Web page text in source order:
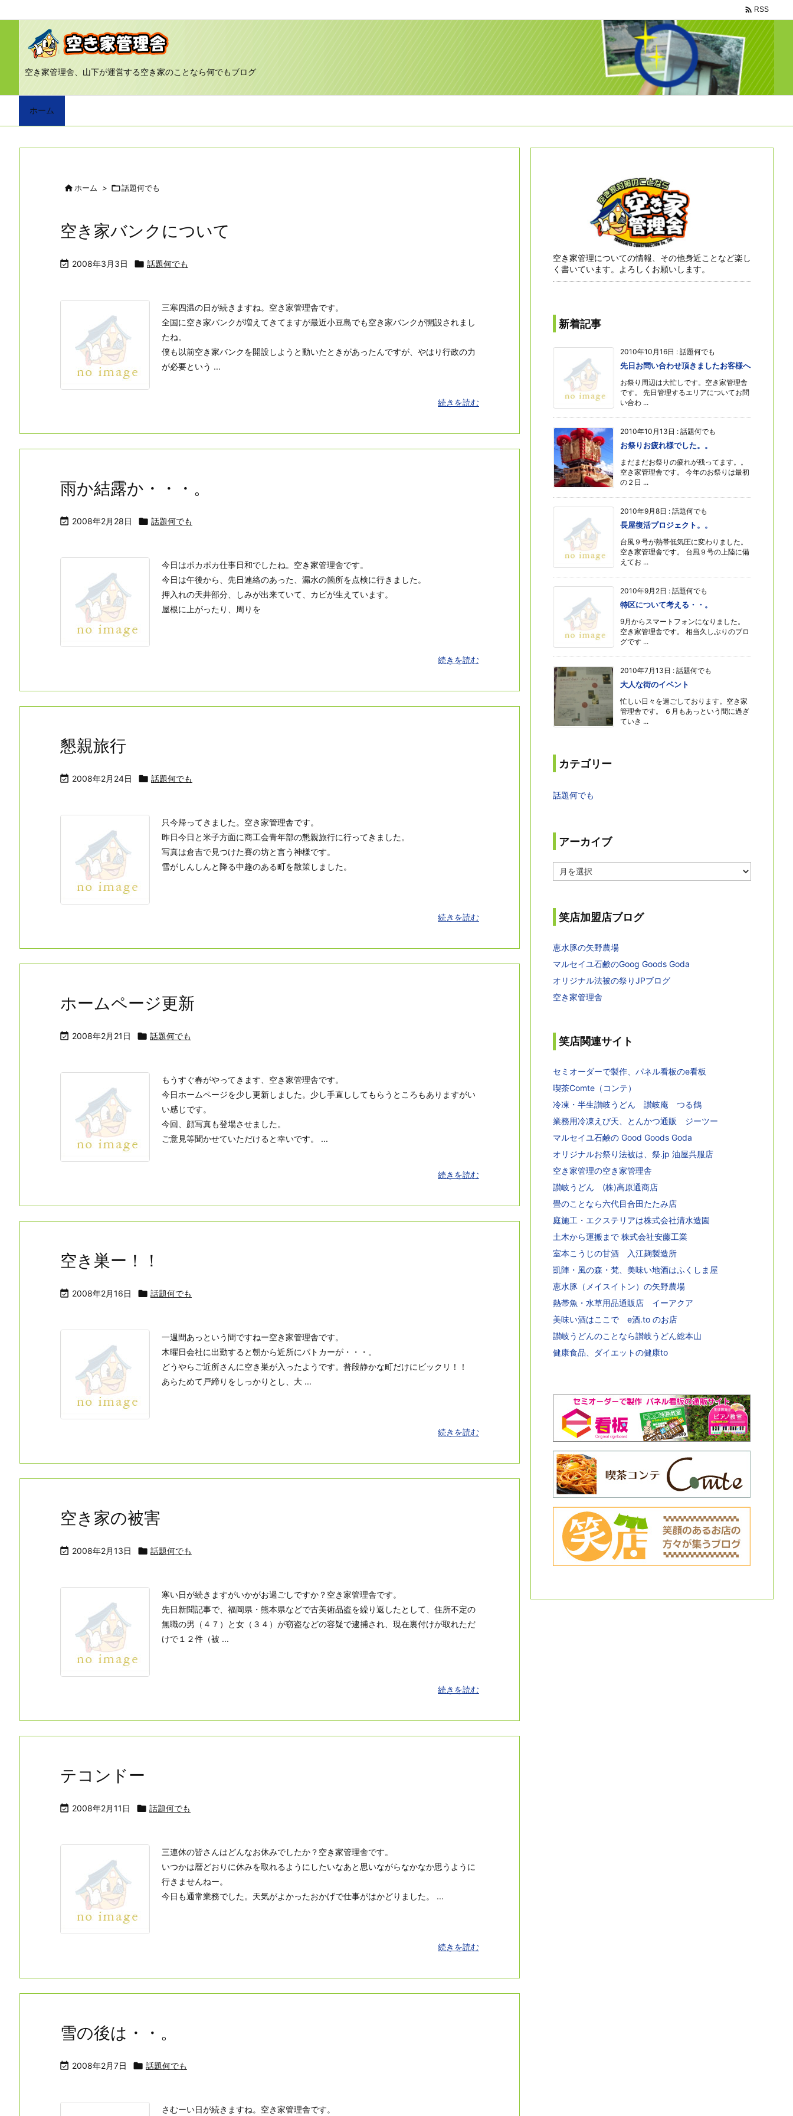
空き家管理舎、山下が運営する空き家のことなら何でもブログ
ホーム
 RSS
ホーム > 話題何でも
空き家バンクについて
 2008年3月3日  話題何でも
三寒四温の日が続きますね。空き家管理舎です。
全国に空き家バンクが増えてきてますが最近小豆島でも空き家バンクが開設されまし
たね。
僕も以前空き家バンクを開設しようと動いたときがあったんですが、やはり行政の力
が必要という ...
続きを読む
雨か結露か・・・。
 2008年2月28日  話題何でも
今日はポカポカ仕事日和でしたね。空き家管理舎です。
今日は午後から、先日連絡のあった、漏水の箇所を点検に行きました。
押入れの天井部分、しみが出来ていて、カビが生えています。
屋根に上がったり、周りを
続きを読む
懇親旅行
 2008年2月24日  話題何でも
只今帰ってきました。空き家管理舎です。
昨日今日と米子方面に商工会青年部の懇親旅行に行ってきました。
写真は倉吉で見つけた賽の坊と言う神様です。
雪がしんしんと降る中趣のある町を散策しました。
続きを読む
ホームページ更新
 2008年2月21日  話題何でも
もうすぐ春がやってきます、空き家管理舎です。
今日ホームページを少し更新しました。少し手直ししてもらうところもありますがい
い感じです。
今回、顔写真も登場させました。
ご意見等聞かせていただけると幸いです。 ...
続きを読む
空き巣ー！！
 2008年2月16日  話題何でも
一週間あっという間ですねー空き家管理舎です。
木曜日会社に出勤すると朝から近所にパトカーが・・・。
どうやらご近所さんに空き巣が入ったようです。普段静かな町だけにビックリ！！
あらためて戸締りをしっかりとし、大 ...
続きを読む
空き家の被害
 2008年2月13日  話題何でも
寒い日が続きますがいかがお過ごしですか？空き家管理舎です。
先日新聞記事で、福岡県・熊本県などで古美術品盗を繰り返したとして、住所不定の
無職の男（４７）と女（３４）が窃盗などの容疑で逮捕され、現在裏付けが取れただ
けで１２件（被 ...
続きを読む
テコンドー
 2008年2月11日  話題何でも
三連休の皆さんはどんなお休みでしたか？空き家管理舎です。
いつかは暦どおりに休みを取れるようにしたいなあと思いながらなかなか思うように
行きませんねー。
今日も通常業務でした。天気がよかったおかげで仕事がはかどりました。 ...
続きを読む
雪の後は・・。
 2008年2月7日  話題何でも
さむーい日が続きますね。空き家管理舎です。
空き家管理についての情報、その他身近ことなど楽し
く書いています。よろしくお願いします。
新着記事
2010年10月16日 : 話題何でも
先日お問い合わせ頂きましたお客様へ
お祭り周辺は大忙しです。空き家管理舎
です。 先日管理するエリアについてお問
い合わ ...
2010年10月13日 : 話題何でも
お祭りお疲れ様でした。。
まだまだお祭りの疲れが残ってます。。
空き家管理舎です。 今年のお祭りは最初
の２日 ...
2010年9月8日 : 話題何でも
長屋復活プロジェクト。。
台風９号が熱帯低気圧に変わりました。
空き家管理舎です。 台風９号の上陸に備
えてお ...
2010年9月2日 : 話題何でも
特区について考える・・。
9月からスマートフォンになりました。
空き家管理舎です。 相当久しぶりのブロ
グです ...
2010年7月13日 : 話題何でも
大人な街のイベント
忙しい日々を過ごしております。空き家
管理舎です。 ６月もあっという間に過ぎ
ていき ...
カテゴリー
話題何でも
アーカイブ
ー
ブ笑店加盟店ブログ
恵水豚の矢野農場
マルセイユ石鹸のGoog Goods Goda
オリジナル法被の祭りJPブログ
空き家管理舎
笑店関連サイト
セミオーダーで製作、パネル看板のe看板
喫茶Comte（コンテ）
冷凍・半生讃岐うどん 讃岐庵 つる鶴
業務用冷凍えび天、とんかつ通販 ジーツー
マルセイユ石鹸の Good Goods Goda
オリジナルお祭り法被は、祭.jp 油屋呉服店
空き家管理の空き家管理舎
讃岐うどん (株)高原通商店
畳のことなら六代目合田たたみ店
庭施工・エクステリアは株式会社清水造園
土木から運搬まで 株式会社安藤工業
室本こうじの甘酒 入江麹製造所
凱陣・風の森・梵、美味い地酒はふくしま屋
恵水豚（メイスイトン）の矢野農場
熱帯魚・水草用品通販店 イーアクア
美味い酒はここで e酒.to のお店
讃岐うどんのことなら讃岐うどん総本山
健康食品、ダイエットの健康to